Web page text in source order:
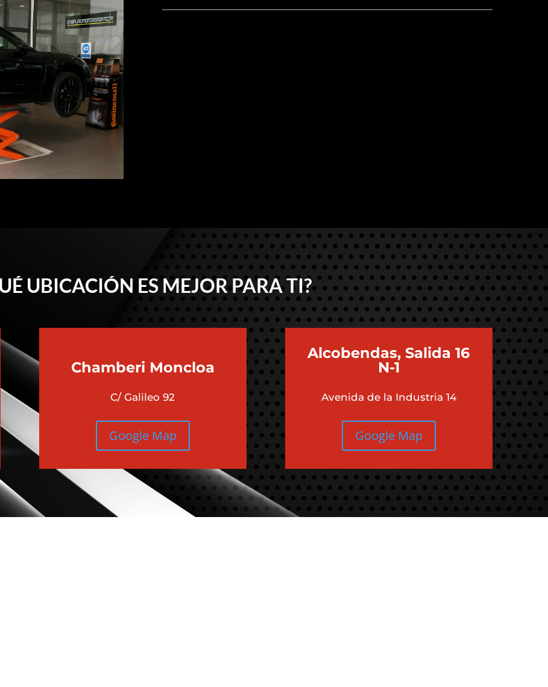
UBICACIÓN ES MEJOR PARA TI?
Chamberi Moncloa
C/ Galileo 92
Google Map
Alcobendas, Salida 16
N-1
Avenida de la Industria 14
Google Map